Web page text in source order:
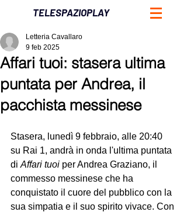
TELESPAZIOPLAY
Affari tuoi: stasera ultima
puntata per Andrea, il
pacchista messinese
Letteria Cavallaro
9 feb 2025
Stasera, lunedì 9 febbraio, alle 20:40
su Rai 1, andrà in onda l'ultima puntata
di Affari tuoi per Andrea Graziano, il
commesso messinese che ha
conquistato il cuore del pubblico con la
sua simpatia e il suo spirito vivace. Con